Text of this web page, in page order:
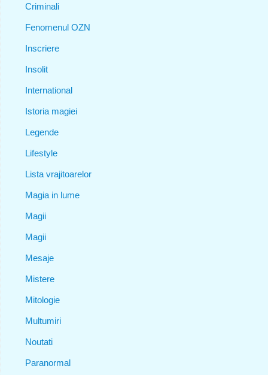
Criminali
Fenomenul OZN
Inscriere
Insolit
International
Istoria magiei
Legende
Lifestyle
Lista vrajitoarelor
Magia in lume
Magii
Magii
Mesaje
Mistere
Mitologie
Multumiri
Noutati
Paranormal